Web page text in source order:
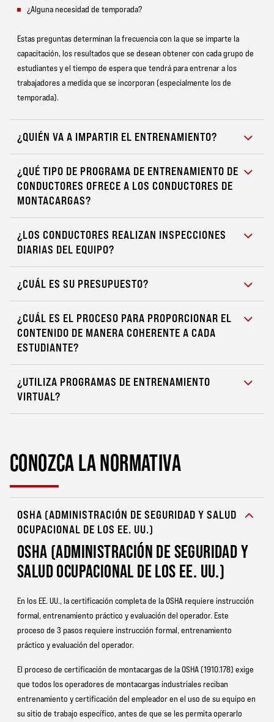
¿Alguna necesidad de temporada?
Estas preguntas determinan la frecuencia con la que se imparte la
capacitación, los resultados que se desean obtener con cada grupo de
estudiantes y el tiempo de espera que tendrá para entrenar a los
trabajadores a medida que se incorporan (especialmente los de
temporada).
¿QUIÉN VA A IMPARTIR EL ENTRENAMIENTO?
¿QUÉ TIPO DE PROGRAMA DE ENTRENAMIENTO DE
CONDUCTORES OFRECE A LOS CONDUCTORES DE
MONTACARGAS?
¿LOS CONDUCTORES REALIZAN INSPECCIONES
DIARIAS DEL EQUIPO?
¿CUÁL ES SU PRESUPUESTO?
¿CUÁL ES EL PROCESO PARA PROPORCIONAR EL
CONTENIDO DE MANERA COHERENTE A CADA
ESTUDIANTE?
¿UTILIZA PROGRAMAS DE ENTRENAMIENTO
VIRTUAL?
CONOZCA LA NORMATIVA
OSHA (ADMINISTRACIÓN DE SEGURIDAD Y SALUD
OCUPACIONAL DE LOS EE. UU.)
OSHA (ADMINISTRACIÓN DE SEGURIDAD Y
SALUD OCUPACIONAL DE LOS EE. UU.)
En los EE. UU., la certificación completa de la OSHA requiere instrucción
formal, entrenamiento práctico y evaluación del operador. Este
proceso de 3 pasos requiere instrucción formal, entrenamiento
práctico y evaluación del operador.
El proceso de certificación de montacargas de la OSHA (1910.178) exige
que todos los operadores de montacargas industriales reciban
entrenamiento y certificación del empleador en el uso de su equipo en
su sitio de trabajo específico, antes de que se les permita operarlo